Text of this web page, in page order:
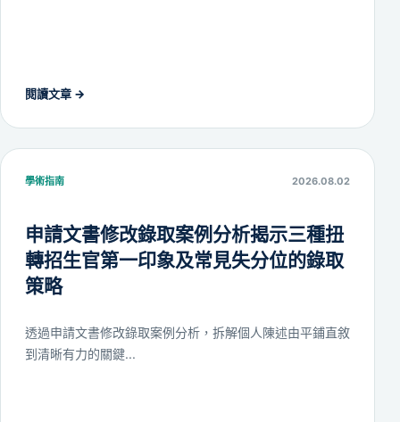
閱讀文章 →
學術指南 2026.08.02
申請文書修改錄取案例分析揭示三種扭
轉招生官第一印象及常見失分位的錄取
策略
透過申請文書修改錄取案例分析，拆解個人陳述由平鋪直敘
到清晰有力的關鍵...